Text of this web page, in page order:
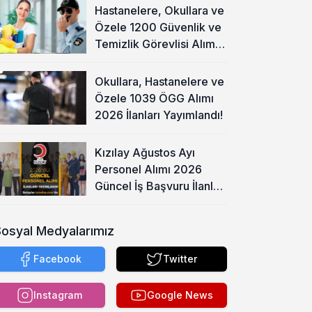
Hastanelere, Okullara ve
Özele 1200 Güvenlik ve
Temizlik Görevlisi Alımı
Okullara, Hastanelere ve
Özele 1039 ÖGG Alımı
2026 İlanları Yayımlandı!
Kızılay Ağustos Ayı
Personel Alımı 2026
Güncel İş Başvuru İlanları
Medyalarımız
Facebook Twitter
Instagram Google News